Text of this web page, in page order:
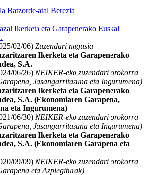
Batzorde-atal Berezia
Ikerketa eta Garapenerako Euskal
02/06) Zuzendari nagusia
Ikerketa eta Garapenerako
S.A.
06/26) NEIKER-eko zuzendari orokorra
Jasangarritasuna eta Ingurumena)
Ikerketa eta Garapenerako
S.A. (Ekonomiaren Garapena,
eta Ingurumena)
06/30) NEIKER-eko zuzendari orokorra
Jasangarritasuna eta Ingurumena)
Ikerketa eta Garapenerako
S.A. (Ekonomiaren Garapena eta
09/09) NEIKER-eko zuzendari orokorra
eta Azpiegiturak)